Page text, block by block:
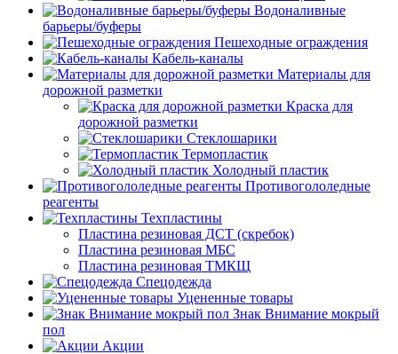
Водоналивные
барьеры/буферы
Пешеходные ограждения
Кабель-каналы
Материалы для
дорожной разметки
Краска для
дорожной разметки
Стеклошарики
Термопластик
Холодный пластик
Противогололедные
реагенты
Техпластины
Пластина резиновая ДСТ (скребок)
Пластина резиновая МБС
Пластина резиновая ТМКЩ
Спецодежда
Уцененные товары
Знак Внимание мокрый
пол
Акции